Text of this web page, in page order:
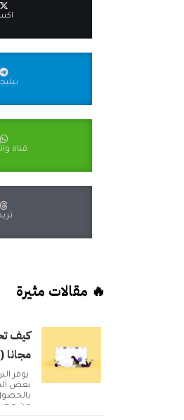
قناة
🔥 مقالات مثيرة
كيف
يوفر
بعض
من